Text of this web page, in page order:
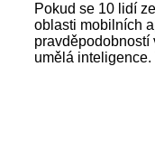
Pokud se 10 lidí
oblasti mobilních
pravděpodobností
umělá